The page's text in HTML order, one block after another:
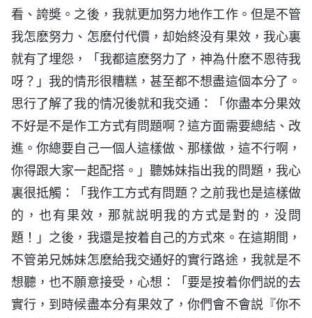
看、誇奬。之後，我就更加努力地作工作。但是不管
我怎麽努力、怎麽付代價，却始終没有果效，我心裏
就有了埋怨，「我都這麽努力了，神為什麽不恩待我
呀？」我的情形很糟糕，甚至都不想盡這個本分了。
思行了解了我的情况後就和我交通：「你盡本分果效
不好是不是作工方式有問題啊？這方面需要總結、改
進。你總要自己一個人這樣做、那樣做，這不行啊，
你得跟大家一起配搭。」聽姊妹指出我的問題，我心
裏很抵觸：「我作工方式有問題？之前我也是這樣做
的，也有果效，那就説明我的方式是對的，没問
題！」之後，我還是按着自己的方式來。在這期間，
不管弟兄姊妹怎麽給我交通好的實行路途，我就是不
想聽，也不願意接受，心想：「要是按着你們説的去
實行，到時候盡本分有果效了，你們會不會説『你不